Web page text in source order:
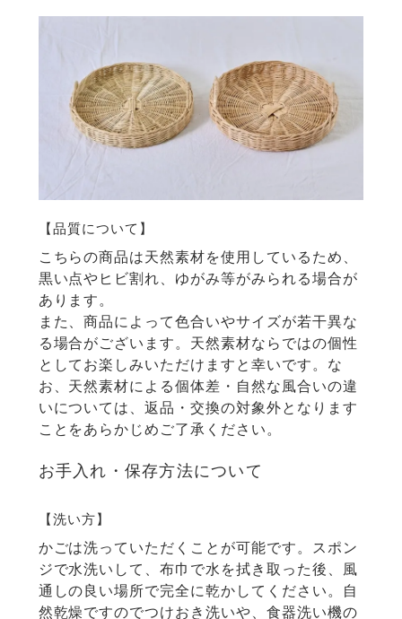
【品質について】
こちらの商品は天然素材を使用しているため、
黒い点やヒビ割れ、ゆがみ等がみられる場合が
あります。
また、商品によって色合いやサイズが若干異な
る場合がございます。天然素材ならではの個性
としてお楽しみいただけますと幸いです。な
お、天然素材による個体差・自然な風合いの違
いについては、返品・交換の対象外となります
ことをあらかじめご了承ください。
お手入れ・保存方法について
【洗い方】
かごは洗っていただくことが可能です。スポン
ジで水洗いして、布巾で水を拭き取った後、風
通しの良い場所で完全に乾かしてください。自
然乾燥ですのでつけおき洗いや、食器洗い機の